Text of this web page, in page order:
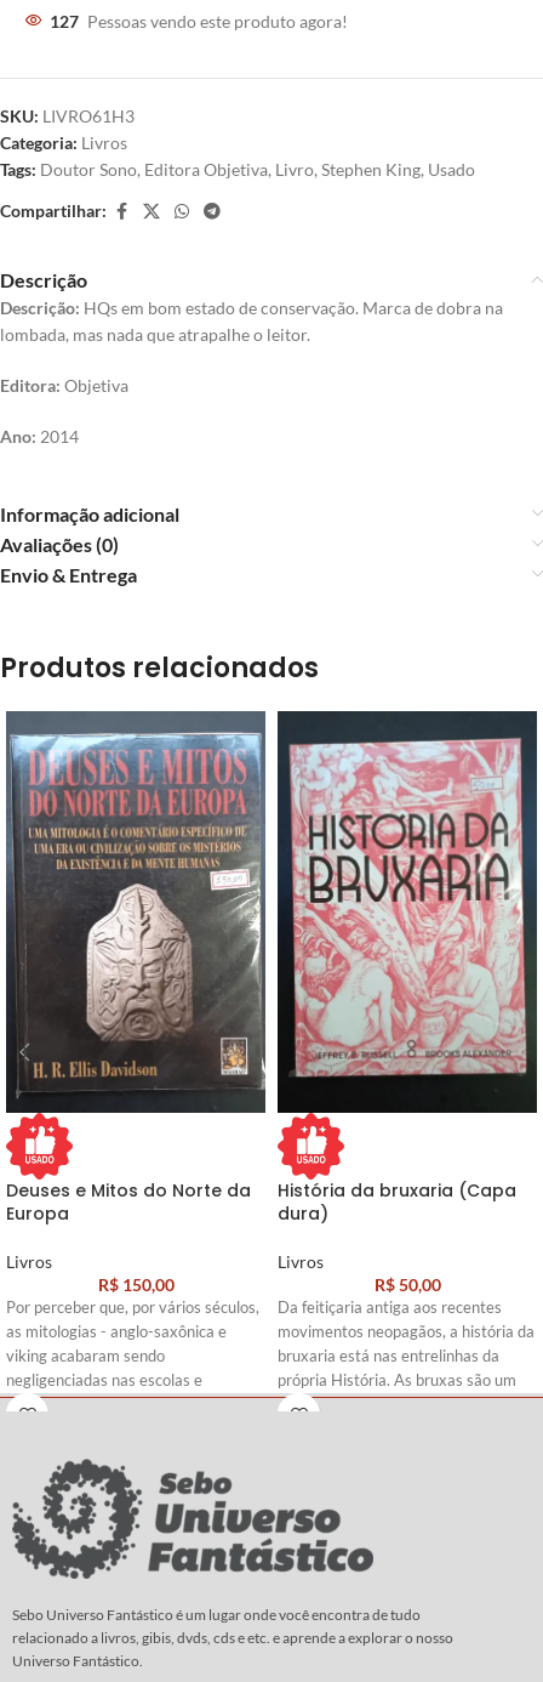
127 Pessoas vendo este produto agora!
SKU: LIVRO61H3
Categoria: Livros
Tags: Doutor Sono, Editora Objetiva, Livro, Stephen King, Usado
Compartilhar:
Descrição
Descrição: HQs em bom estado de conservação. Marca de dobra na
lombada, mas nada que atrapalhe o leitor.
Editora: Objetiva
Ano: 2014
Informação adicional
Avaliações (0)
Envio & Entrega
Produtos relacionados
Deuses e Mitos do Norte da
Europa
Livros
R$150,00
Por perceber que, por vários séculos,
as mitologias - anglo-saxônica e
viking acabaram sendo
negligenciadas nas escolas e
esquecidas pelos autores e
acadêmica especialista no assunto,
resolveu reunir os dados de sua
pesquisa em um livro - 'Deuses e
Mitos do Norte da Europa'. Nesta
obra são apresentados os mais
fertilidade, do céu, do mar e da
morte, além de trazer uma discussão
sobre as mais intrigantes figuras da
História da bruxaria (Capa
dura)
Livros
R$50,00
Da feitiçaria antiga aos recentes
movimentos neopagãos, a história da
bruxaria está nas entrelinhas da
própria História. As bruxas são um
estereótipo duradouro e mutável na
silenciosa, mas não por isso menos
verdadeira e devastadora. História
da Bruxaria é o mais abrangente
forma lúcida e estimulante, sob
diferentes perspectivas.
Sebo Universo Fantástico é um lugar onde você encontra de tudo
relacionado a livros, gibis, dvds, cds e etc. e aprende a explorar o nosso
Universo Fantástico.